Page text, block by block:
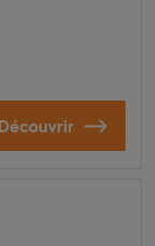
Découvrir